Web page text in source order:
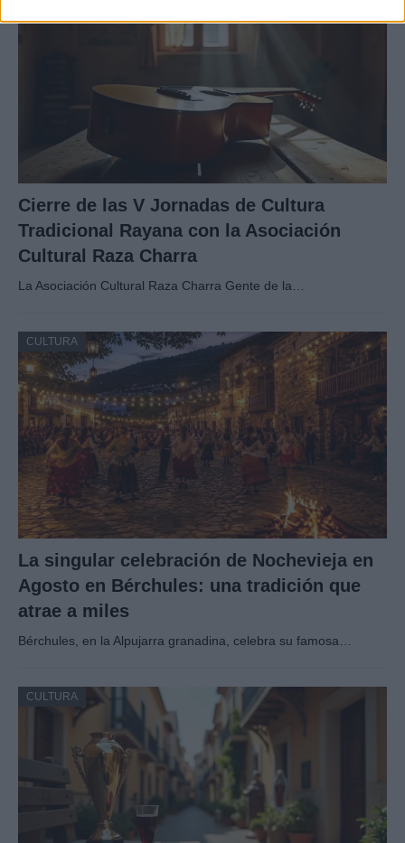
Cierre de las V Jornadas de Cultura
Tradicional Rayana con la Asociación
Cultural Raza Charra
La Asociación Cultural Raza Charra Gente de la…
CULTURA
La singular celebración de Nochevieja en
Agosto en Bérchules: una tradición que
atrae a miles
Bérchules, en la Alpujarra granadina, celebra su famosa…
CULTURA